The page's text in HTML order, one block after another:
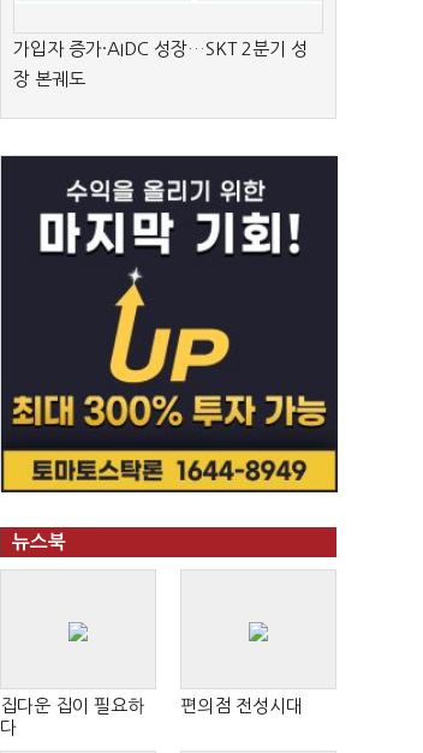
가입자 증가·AIDC 성장…SKT 2분기 성
장 본궤도
뉴스북
집다운 집이 필요하
다
편의점 전성시대